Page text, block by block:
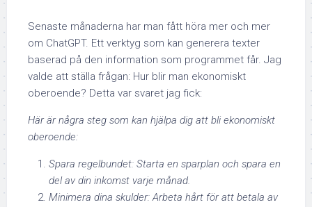
Senaste månaderna har man fått höra mer och mer
om ChatGPT. Ett verktyg som kan generera texter
baserad på den information som programmet får. Jag
valde att ställa frågan: Hur blir man ekonomiskt
oberoende? Detta var svaret jag fick:
Här är några steg som kan hjälpa dig att bli ekonomiskt
oberoende:
Spara regelbundet: Starta en sparplan och spara en
del av din inkomst varje månad.
Minimera dina skulder: Arbeta hårt för att betala av